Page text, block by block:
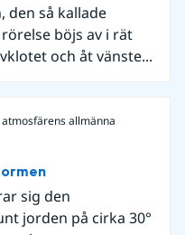
den så kallade
böjs av i rät
och åt vänste...
allmänna
sig den
jorden på cirka 30°